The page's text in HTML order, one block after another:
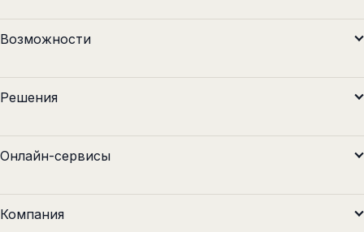
Возможности
Решения
Онлайн-сервисы
Компания